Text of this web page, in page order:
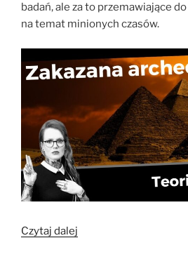
badań, ale za to przemawiające
na temat minionych czasów.
Czytaj dalej